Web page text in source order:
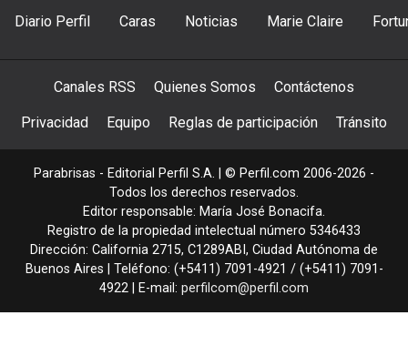
Diario Perfil Caras Noticias Marie Claire
Canales RSS Quienes Somos Contáctenos
Privacidad Equipo Reglas de participación Tránsito
Parabrisas - Editorial Perfil S.A. | © Perfil.com 2006-2026 -
Todos los derechos reservados.
Editor responsable: María José Bonacifa.
Registro de la propiedad intelectual número 5346433
Dirección: California 2715, C1289ABI , Ciudad Autónoma de
Buenos Aires | Teléfono: (+5411) 7091-4921 / (+5411) 7091-
4922 | E-mail: perfilcom@perfil.com